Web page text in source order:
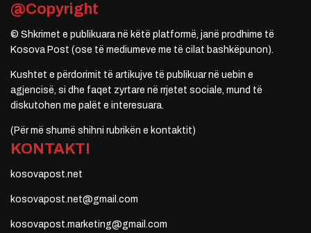
@Copyright
© Shkrimet e publikuara në këtë platformë, janë prodhime të
Kosova Post (ose të mediumeve me të cilat bashkëpunon).
Kushtet e përdorimit të artikujve të publikuar në uebin e
agjencisë, si dhe faqet zyrtare në rrjetet sociale, mund të
diskutohen me palët e interesuara.
(Për më shumë shihni rubrikën e kontaktit)
KONTAKTI
kosovapost.net
kosovapost.net@gmail.com
kosovapost.marketing@gmail.com